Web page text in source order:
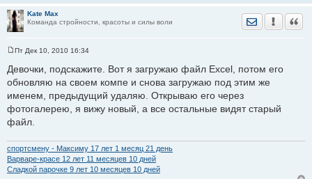
и
е
Kate Max
Команда стройности, красоты и силы воли
Отправить
о
б
е
н
е
Пт Дек 10, 2010 16:34
Девочки, подскажите. Вот я загружаю файл Excel, потом его
обновляю на своем компе и снова загружаю под этим же
именем, предыдущий удаляю. Открываю его через
фотогалерею, я вижу новый, а все остальные видят старый
файл.
спортсмену - Максиму 17 лет 1 месяц 21 день
Варваре-красе 12 лет 11 месяцев 10 дней
Сладкой парочке 9 лет 10 месяцев 10 дней